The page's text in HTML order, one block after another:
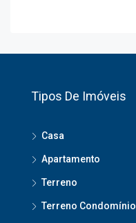
Tipos De Imóveis
Casa
Apartamento
Terreno
Terreno Condomínio